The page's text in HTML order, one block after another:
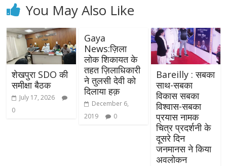
You May Also Like
शेखपुरा SDO की
समीक्षा बैठक
July 17, 2026
0
Gaya
News:ज़िला
लोक शिकायत के
तहत ज़िलाधिकारी
ने तुलसी देवी को
दिलाया हक़
December 6,
2019
0
Bareilly : सबका
साथ-सबका
विकास सबका
विश्वास-सबका
प्रयास नामक
चित्र प्रदर्शनी के
दूसरे दिन
जनमानस ने किया
अवलोकन